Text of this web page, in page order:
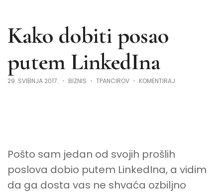
Kako dobiti posao
putem LinkedIna
29. SVIBNJA 2017. BIZNIS TPANCIROV KOMENTIRAJ
Pošto sam jedan od svojih prošlih
poslova dobio putem LinkedIna, a vidim
da ga dosta vas ne shvaća ozbiljno